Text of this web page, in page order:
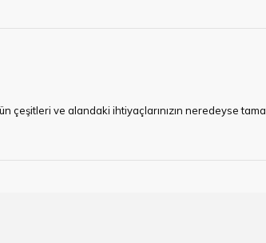
çeşitleri ve alandaki ihtiyaçlarınızın neredeyse